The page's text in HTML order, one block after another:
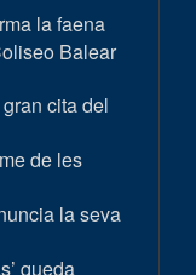
la faena
Balear
cita del
de les
la seva
queda